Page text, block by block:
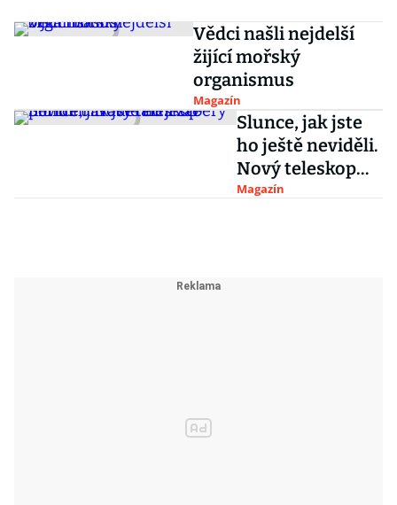
Vědci našli nejdelší
žijící mořský
organismus
Magazín
Slunce, jak jste
ho ještě neviděli.
Nový teleskop
pořídil
Magazín